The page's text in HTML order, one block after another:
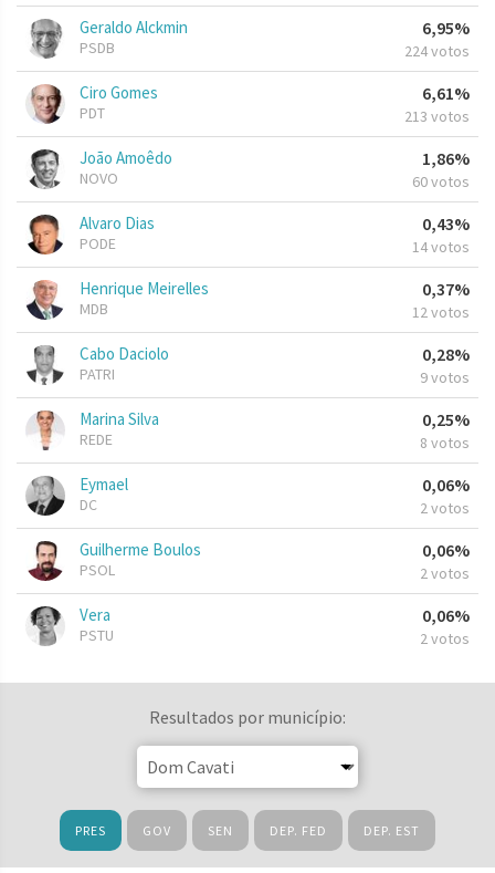
Geraldo Alckmin
PSDB
6,95%
224 votos
Ciro Gomes
PDT
6,61%
213 votos
João Amoêdo
NOVO
1,86%
60 votos
Alvaro Dias
PODE
0,43%
14 votos
Henrique Meirelles
MDB
0,37%
12 votos
Cabo Daciolo
PATRI
0,28%
9 votos
Marina Silva
REDE
0,25%
8 votos
Eymael
DC
0,06%
2 votos
Guilherme Boulos
PSOL
0,06%
2 votos
Vera
PSTU
0,06%
2 votos
Resultados por município:
PRES GOV SEN DEP. FED DEP. EST